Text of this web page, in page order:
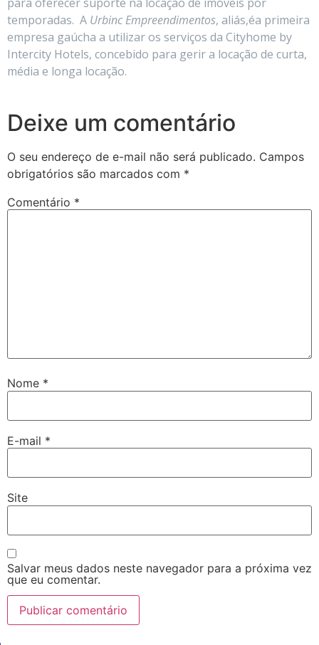
temporadas. A Urbinc Empreendimentos, aliás,éa primeira
empresa gaúcha a utilizar os serviços da Cityhome by
Intercity Hotels, concebido para gerir a locação de curta,
média e longa locação.
Deixe um comentário
O seu endereço de e-mail não será publicado. Campos
obrigatórios são marcados com *
Comentário *
Nome *
E-mail *
Site
Salvar meus dados neste navegador para a próxima vez
que eu comentar.